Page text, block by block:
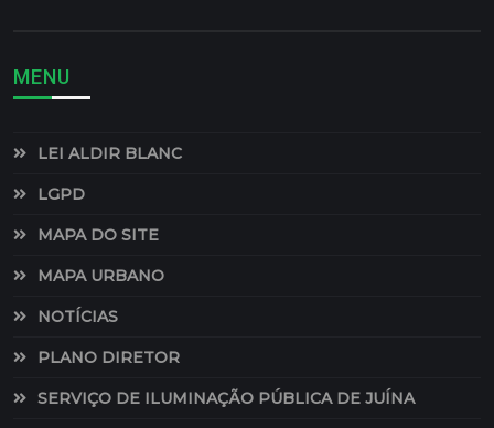
MENU
LEI ALDIR BLANC
LGPD
MAPA DO SITE
MAPA URBANO
NOTÍCIAS
PLANO DIRETOR
SERVIÇO DE ILUMINAÇÃO PÚBLICA DE JUÍNA